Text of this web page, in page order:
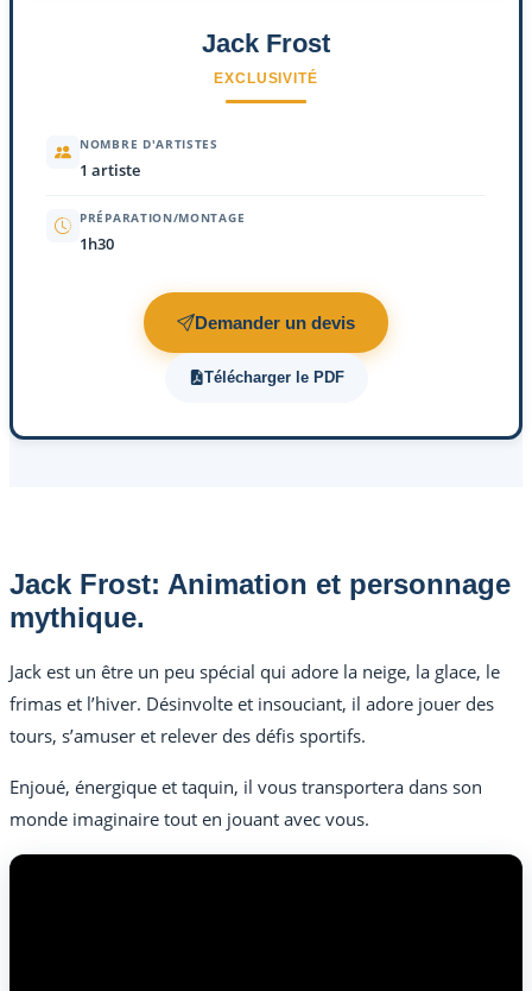
Jack Frost
EXCLUSIVITÉ
NOMBRE D'ARTISTES
1 artiste
PRÉPARATION/MONTAGE
1h30
Demander un devis
Télécharger le PDF
Jack Frost: Animation et personnage
mythique.
Jack est un être un peu spécial qui adore la neige, la glace, le
frimas et l’hiver. Désinvolte et insouciant, il adore jouer des
tours, s’amuser et relever des défis sportifs.
Enjoué, énergique et taquin, il vous transportera dans son
monde imaginaire tout en jouant avec vous.